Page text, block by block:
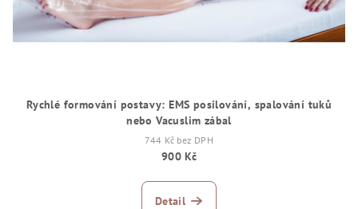
Rychlé formování postavy: EMS posilování, spalování tuků
nebo Vacuslim zábal
744 Kč bez DPH
900 Kč
Detail